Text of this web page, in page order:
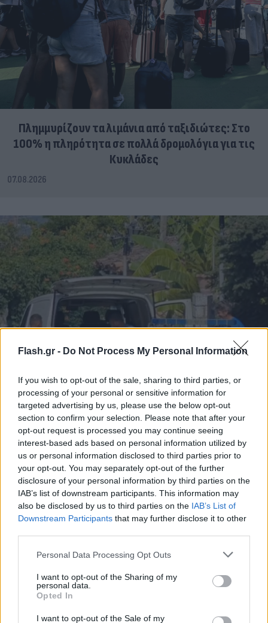
Flash.gr - Do Not Process My Personal Information
If you wish to opt-out of the sale, sharing to third parties, or
processing of your personal or sensitive information for
targeted advertising by us, please use the below opt-out
section to confirm your selection. Please note that after your
opt-out request is processed you may continue seeing
interest-based ads based on personal information utilized by
us or personal information disclosed to third parties prior to
your opt-out. You may separately opt-out of the further
disclosure of your personal information by third parties on the
IAB’s list of downstream participants. This information may
also be disclosed by us to third parties on the IAB’s List of
Downstream Participants that may further disclose it to other
Please note that this website/app uses one or more Google
not limited to your visit or usage behaviour. You may click to
grant or deny consent to Google and its third-party tags to
use your data for below specified purposes in below Google
consent section.
Personal Data Processing Opt Outs
I want to opt-out of the Sharing of my
personal data.
Opted In
I want to opt-out of the Sale of my
Πλημμυρίζουν τα λιμάνια από ταξιδιώτες: Στο
100% η πληρότητα σε πολλά δρομολόγια για τις
Κυκλάδες
07.08.2026
Μυστράς: 11 μήνες με αναστολή στον 55χρονο που
είχε κρύψει τον πατέρα του στον καταψύκτη